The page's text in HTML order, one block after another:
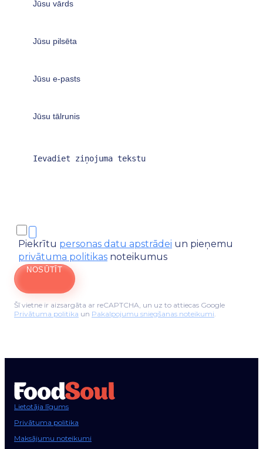
Piekrītu personas datu apstrādei un pieņemu
privātuma politikas noteikumus
NOSŪTĪT
Šī vietne ir aizsargāta ar reCAPTCHA, un uz to attiecas Google
Privātuma politika un Pakalpojumu sniegšanas noteikumi
Lietotāja līgums
Privātuma politika
Maksājumu noteikumi